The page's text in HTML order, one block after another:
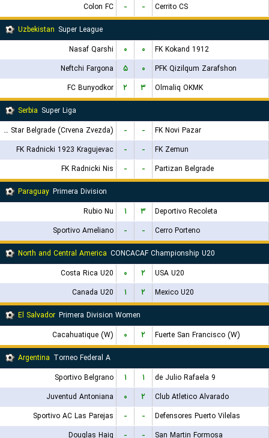
Colon FC
- -
Cerrito CS
Uzbekistan Super League
Nasaf Qarshi
۰ ۰
FK Kokand 1912
Neftchi Fargona
۵ ۰
PFK Qizilqum Zarafshon
FC Bunyodkor
۲ ۳
Olmaliq OKMK
Serbia Super Liga
FK Red Star Belgrade (Crvena Zvezda)
- -
FK Novi Pazar
FK Radnicki 1923 Kragujevac
- -
FK Zemun
FK Radnicki Nis
- -
Partizan Belgrade
Paraguay Primera Division
Rubio Nu
۱ ۳
Deportivo Recoleta
Sportivo Ameliano
- -
Cerro Porteno
North and Central America CONCACAF Championship U20
Costa Rica U20
۰ ۲
USA U20
Canada U20
۱ ۲
Mexico U20
El Salvador Primera Division Women
Cacahuatique (W)
۰ ۲
Fuerte San Francisco (W)
Argentina Torneo Federal A
Sportivo Belgrano
۱ ۱
9 de Julio Rafaela
Juventud Antoniana
۰ ۲
Club Atletico Alvarado
Sportivo AC Las Parejas
- -
Defensores Puerto Vilelas
Douglas Haig
- -
San Martin Formosa